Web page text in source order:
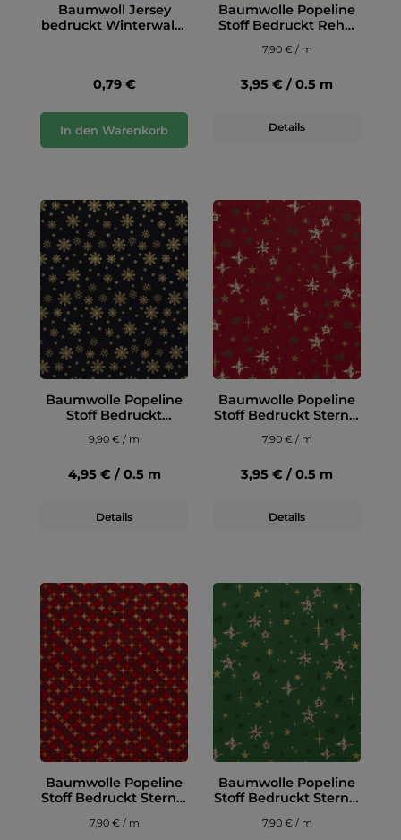
Baumwoll Jersey
bedruckt Winterwald,
0,79 €
In den Warenkorb
Baumwolle Popeline
Stoff Bedruckt Rehe,
dunkelgrün
7,90 € / m
3,95 € / 0.5 m
Details
Baumwolle Popeline
Stoff Bedruckt
Schneeflocken,
marine
9,90 € / m
4,95 € / 0.5 m
Details
Baumwolle Popeline
Stoff Bedruckt Sterne,
dunkelrot
7,90 € / m
3,95 € / 0.5 m
Details
Baumwolle Popeline
Stoff Bedruckt Sterne,
7,90 € / m
Baumwolle Popeline
Stoff Bedruckt Sterne,
7,90 € / m